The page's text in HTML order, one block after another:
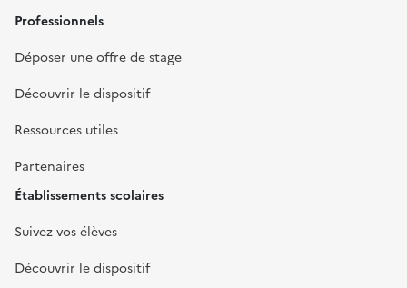
Professionnels
Déposer une offre de stage
Découvrir le dispositif
Ressources utiles
Partenaires
Établissements scolaires
Suivez vos élèves
Découvrir le dispositif